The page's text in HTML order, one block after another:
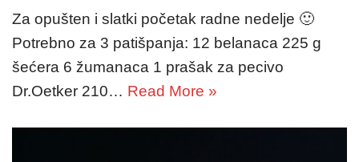
Za opušten i slatki početak radne nedelje 🙂
Potrebno za 3 patišpanja: 12 belanaca 225 g
šećera 6 žumanaca 1 prašak za pecivo
Dr.Oetker 210… Read More »